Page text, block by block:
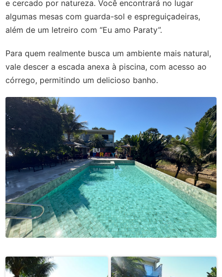
e cercado por natureza. Você encontrará no lugar
algumas mesas com guarda-sol e espreguiçadeiras,
além de um letreiro com “Eu amo Paraty”.
Para quem realmente busca um ambiente mais natural,
vale descer a escada anexa à piscina, com acesso ao
córrego, permitindo um delicioso banho.